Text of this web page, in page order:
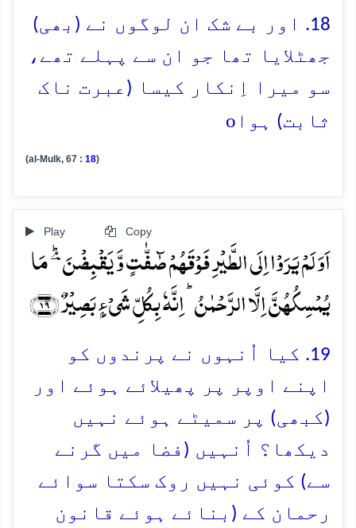
18. اور بے شک ان لوگوں نے (بھی)
جھٹلایا تھا جو ان سے پہلے تھے،
سو میرا اِنکار کیسا (عبرت ناک
ثابت) ہوا o
(al-Mulk, 67 : 18)
Play Copy
اَوَ لَمۡ یَرَوۡا اِلَی الطَّیۡرِ فَوۡقَہُمۡ صٰٓفّٰتٍ وَّ یَقۡبِضۡنَ ؔۘؕ مَا
یُمۡسِکُہُنَّ اِلَّا الرَّحۡمٰنُ ؕ اِنَّہٗ بِکُلِّ شَیۡءٍۭ بَصِیۡرٌ ﴿۱۹﴾
19. کیا اُنہوں نے پرندوں کو
اپنے اوپر پر پھیلائے ہوئے اور
(کبھی) پر سمیٹے ہوئے نہیں
دیکھا؟ اُنہیں (فضا میں گرنے
سے) کوئی نہیں روک سکتا سوائے
رحمان کے (بنائے ہوئے قانون